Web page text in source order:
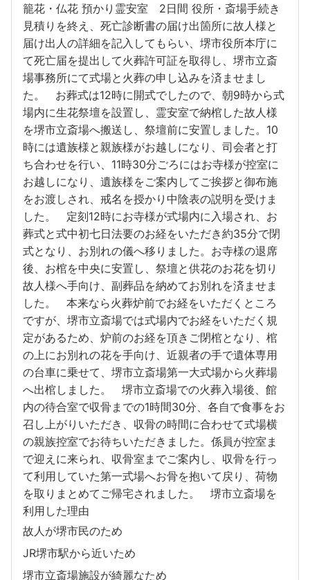
籠花・仏花 預かり霊安室 2日間 役所・斎場手続き
見積りを終え、死亡診断書の届け出箇所に故人様と
届け出人の詳細を記入してもらい、堺市役所本庁に
て死亡届を提出して火葬許可証を取得し、堺市立斎
場事務所にて式場と火葬の申し込みを済ませまし
た。 お葬式は12時に開式でしたので、朝9時から式
場内に生花祭壇を設置し、霊安室で納棺した故人様
を堺市立斎場へ搬送し、祭壇前に安置しました。10
時には遺族様と親族様がお越しになり、司会者と打
ち合わせを行い、11時30分ごろにはお寺様が控室に
お越しになり、遺族様をご案内してご挨拶と御布施
をお渡しされ、戒名を授かり中陰表の説明を受けま
した。 定刻12時にお寺様が式場内に入場され、お
葬式と式中初七日法要のお経をいただき約35分で閉
式となり、お別れの儀へ移りました。お寺様の退席
後、お棺を中央に安置し、祭壇と供花のお花を切り
故人様へ手向け、副葬品を納めてお別れを済ませま
した。 本来なら火葬炉前でお経をいただくところ
ですが、堺市立斎場では式場内でお経をいただく規
定があるため、炉前のお経を頂きご閉棺となり、棺
の上にお別れの花を手向け、近親者の手で遺体専用
の台車に乗せて、堺市立斎場第一大式場から火葬場
へ出棺しました。 堺市立斎場での火葬入場後、館
内の待合室で収骨までの1時間30分、各自で食事をお
召し上がりいただき、収骨の時間に合わせて式場横
の親族控室でお待ちいただきました。係員が控室ま
で迎えに来られ、収骨室までご案内し、収骨を行っ
て利用していた第一式場へお骨を抱いて戻り、荷物
を取りまとめてご帰宅されました。 堺市立斎場を
利用した理由
故人が堺市民のため
JR堺市駅から近いため
堺市立斎場施設が綺麗なため